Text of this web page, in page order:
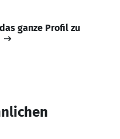
ganze Profil zu